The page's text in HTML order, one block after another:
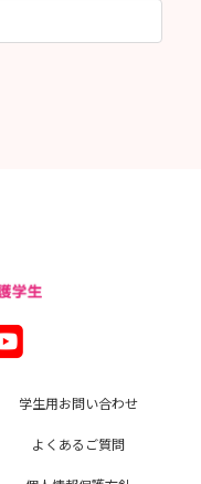
学生用お問い合わせ
よくあるご質問